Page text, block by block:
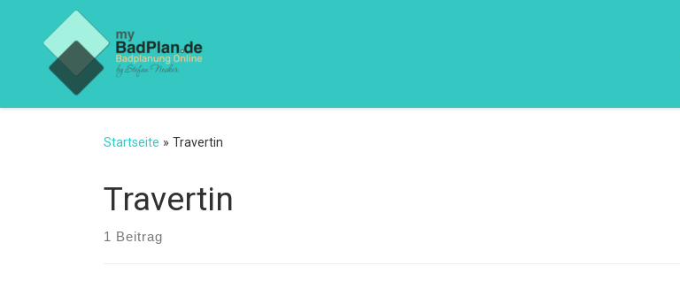
Zum Inhalt springen
Startseite » Travertin
Travertin
1 Beitrag